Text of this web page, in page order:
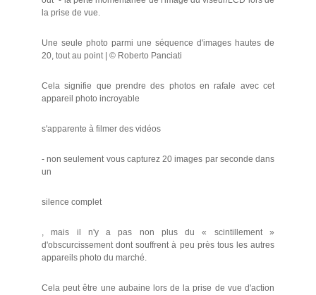
la prise de vue.
Une seule photo parmi une séquence d'images hautes de
20, tout au point | © Roberto Panciati
Cela signifie que prendre des photos en rafale avec cet
appareil photo incroyable
s'apparente à filmer des vidéos
- non seulement vous capturez 20 images par seconde dans
un
silence complet
, mais il n'y a pas non plus du « scintillement »
d'obscurcissement dont souffrent à peu près tous les autres
appareils photo du marché.
Cela peut être une aubaine lors de la prise de vue d'action